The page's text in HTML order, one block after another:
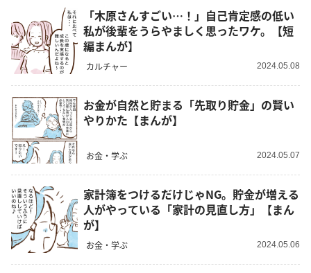
「木原さんすごい…！」自己肯定感の低い
私が後輩をうらやましく思ったワケ。【短
編まんが】
カルチャー 2024.05.08
お金が自然と貯まる「先取り貯金」の賢い
やりかた【まんが】
お金・学ぶ 2024.05.07
家計簿をつけるだけじゃNG。貯金が増える
人がやっている「家計の見直し方」【まん
が】
お金・学ぶ 2024.05.06